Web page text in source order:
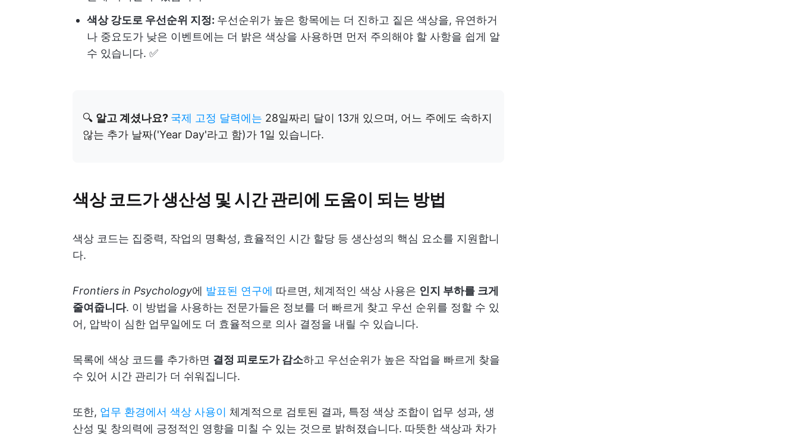
색상 강도로 우선순위 지정: 우선순위가 높은 항목에는 더 진하고 짙은 색상을, 유연하거
나 중요도가 낮은 이벤트에는 더 밝은 색상을 사용하면 먼저 주의해야 할 사항을 쉽게 알
수 있습니다. ✅
🔍 알고 계셨나요? 국제 고정 달력에는 28일짜리 달이 13개 있으며, 어느 주에도 속하지
않는 추가 날짜('Year Day'라고 함)가 1일 있습니다.
색상 코드가 생산성 및 시간 관리에 도움이 되는 방법
색상 코드는 집중력, 작업의 명확성, 효율적인 시간 할당 등 생산성의 핵심 요소를 지원합니
다.
Frontiers in Psychology에 발표된 연구에 따르면, 체계적인 색상 사용은 인지 부하를 크게
줄여줍니다. 이 방법을 사용하는 전문가들은 정보를 더 빠르게 찾고 우선 순위를 정할 수 있
어, 압박이 심한 업무일에도 더 효율적으로 의사 결정을 내릴 수 있습니다.
목록에 색상 코드를 추가하면 결정 피로도가 감소하고 우선순위가 높은 작업을 빠르게 찾을
수 있어 시간 관리가 더 쉬워집니다.
또한, 업무 환경에서 색상 사용이 체계적으로 검토된 결과, 특정 색상 조합이 업무 성과, 생
산성 및 창의력에 긍정적인 영향을 미칠 수 있는 것으로 밝혀졌습니다. 따뜻한 색상과 차가